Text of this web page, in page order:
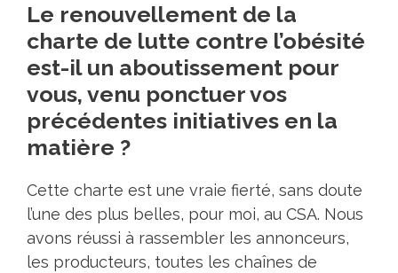
Le renouvellement de la
charte de lutte contre l’obésité
est-il un aboutissement pour
vous, venu ponctuer vos
précédentes initiatives en la
matière ?
Cette charte est une vraie fierté, sans doute
l’une des plus belles, pour moi, au CSA. Nous
avons réussi à rassembler les annonceurs,
les producteurs, toutes les chaînes de